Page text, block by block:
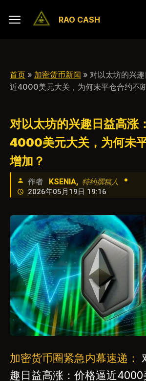
RAO CASH
首页 » 加密货币新闻 » 对以太坊的兴
近4000美元大关，为何未平仓合约不
对以太坊的兴趣日益高涨
4000美元大关，为何未
增加？
作者 KSENIA, 特约撰稿人 •
2026年05月19日 19:16
加密货币圈紧急内幕速递：
趣日益高涨：价格逼近4000